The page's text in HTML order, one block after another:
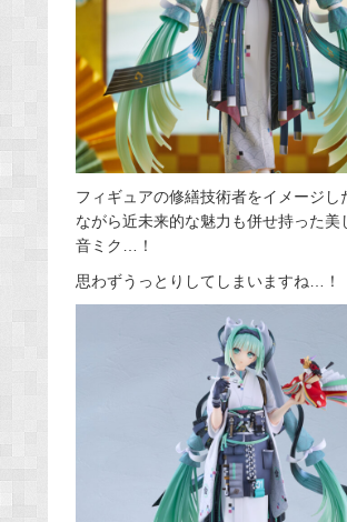
フィギュアの修繕技術者をイメージし
ながら近未来的な魅力も併せ持った美
音ミク…！
思わずうっとりしてしまいますね…！